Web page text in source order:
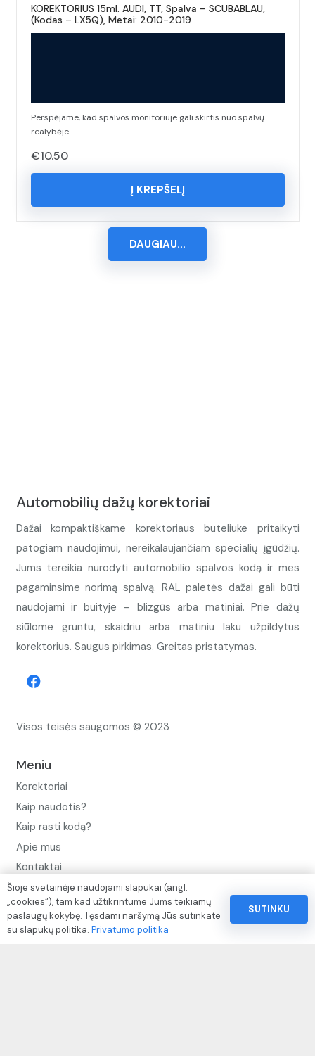
KOREKTORIUS 15ml. AUDI, TT, Spalva – SCUBABLAU,
(Kodas – LX5Q), Metai: 2010-2019
Perspėjame, kad spalvos monitoriuje gali skirtis nuo spalvų
realybėje.
€10.50
Į KREPŠELĮ
DAUGIAU...
Automobilių dažų korektoriai
Dažai kompaktiškame korektoriaus buteliuke pritaikyti
patogiam naudojimui, nereikalaujančiam specialių įgūdžių.
Jums tereikia nurodyti automobilio spalvos kodą ir mes
pagaminsime norimą spalvą. RAL paletės dažai gali būti
naudojami ir buityje – blizgūs arba matiniai. Prie dažų
siūlome gruntu, skaidriu arba matiniu laku užpildytus
korektorius. Saugus pirkimas. Greitas pristatymas.
Visos teisės saugomos © 2023
Meniu
Korektoriai
Kaip naudotis?
Kaip rasti kodą?
Apie mus
Kontaktai
Privatumo politika
Pinigų ir prekių grąžinimo politika
Paslaugų naudojimo sąlygos ir taisyklės
Šioje svetainėje naudojami slapukai (angl.
„cookies“), tam kad užtikrintume Jums teikiamų
paslaugų kokybę. Tęsdami naršymą Jūs sutinkate
su slapukų politika. Privatumo politika
SUTINKU